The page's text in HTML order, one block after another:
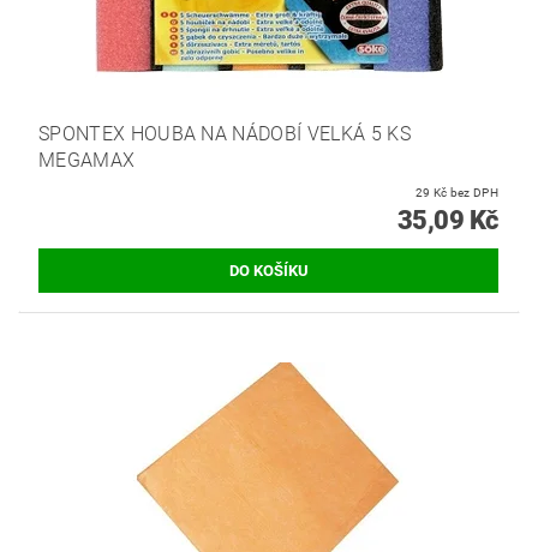
SPONTEX HOUBA NA NÁDOBÍ VELKÁ 5 KS
MEGAMAX
29 Kč bez DPH
35,09 Kč